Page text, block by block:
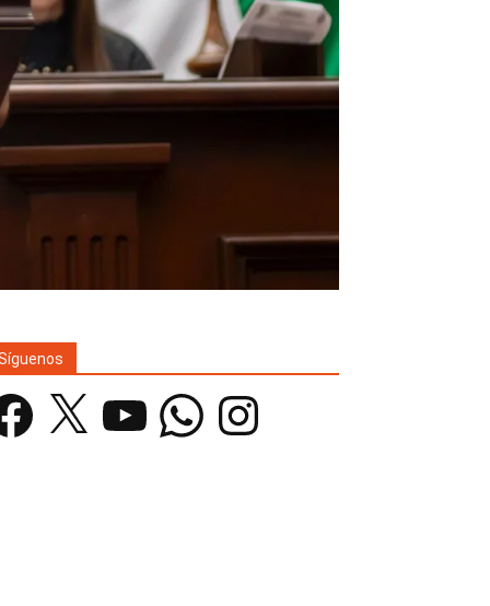
YouTube WhatsAppInstagram